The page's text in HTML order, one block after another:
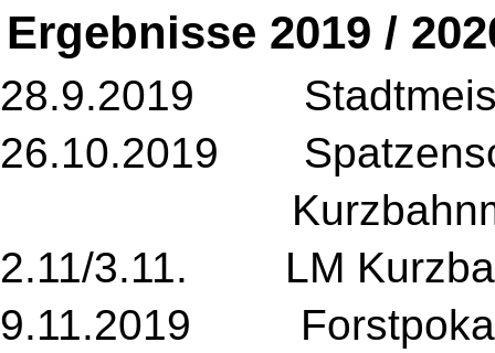
Ergebnisse 2019 /
28.9.2019
26.10.2019
2.11/3.11. LM
9.11.2019 Forstpokal